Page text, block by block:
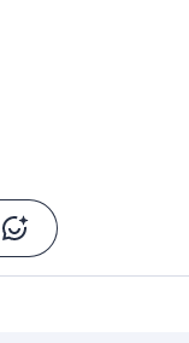
-